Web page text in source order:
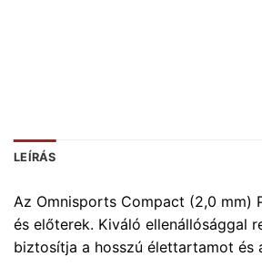
LEÍRÁS
Az Omnisports Compact (2,0 mm)
és előterek. Kiváló ellenállósággal
biztosítja a hosszú élettartamot és